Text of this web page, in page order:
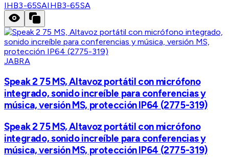
IHB3-65SAIHB3-65SA
JABRA
Speak 2 75 MS, Altavoz portátil con micrófono
integrado, sonido increíble para conferencias y
música, versión MS, protección IP64 (2775-319)
Speak 2 75 MS, Altavoz portátil con micrófono
integrado, sonido increíble para conferencias y
música, versión MS, protección IP64 (2775-319)